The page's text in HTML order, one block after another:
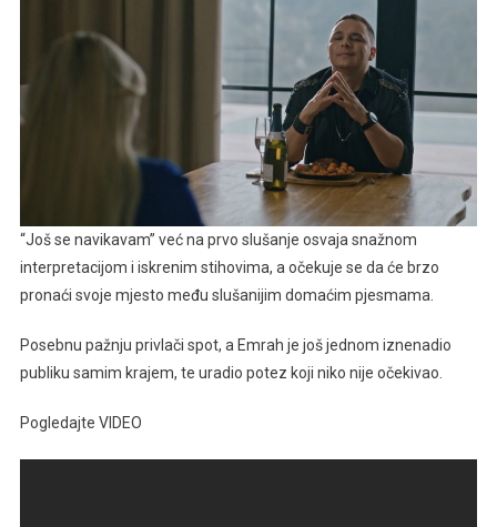
“Još se navikavam” već na prvo slušanje osvaja snažnom
interpretacijom i iskrenim stihovima, a očekuje se da će brzo
pronaći svoje mjesto među slušanijim domaćim pjesmama.
Posebnu pažnju privlači spot, a Emrah je još jednom iznenadio
publiku samim krajem, te uradio potez koji niko nije očekivao.
Pogledajte VIDEO